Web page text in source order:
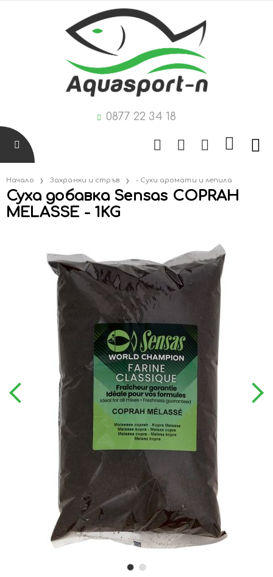
0877 22 34 18
Начало Захранки и стръв - Сухи аромати и лепила
Суха добавка Sensas COPRAH
MELASSE - 1KG